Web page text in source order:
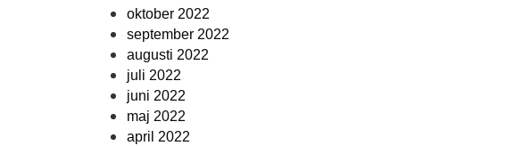
oktober 2022
september 2022
augusti 2022
juli 2022
juni 2022
maj 2022
april 2022